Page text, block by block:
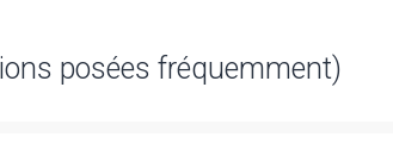
posées fréquemment)